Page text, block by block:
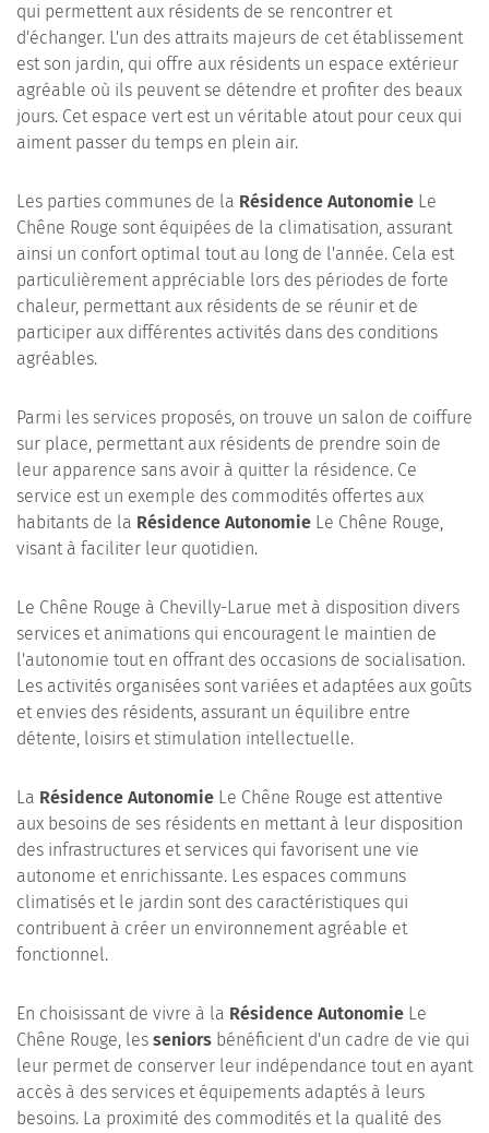
qui permettent aux résidents de se rencontrer et
d'échanger. L'un des attraits majeurs de cet établissement
est son jardin, qui offre aux résidents un espace extérieur
agréable où ils peuvent se détendre et profiter des beaux
jours. Cet espace vert est un véritable atout pour ceux qui
aiment passer du temps en plein air.
Les parties communes de la Résidence Autonomie Le
Chêne Rouge sont équipées de la climatisation, assurant
ainsi un confort optimal tout au long de l'année. Cela est
particulièrement appréciable lors des périodes de forte
chaleur, permettant aux résidents de se réunir et de
participer aux différentes activités dans des conditions
agréables.
Parmi les services proposés, on trouve un salon de coiffure
sur place, permettant aux résidents de prendre soin de
leur apparence sans avoir à quitter la résidence. Ce
service est un exemple des commodités offertes aux
habitants de la Résidence Autonomie Le Chêne Rouge,
visant à faciliter leur quotidien.
Le Chêne Rouge à Chevilly-Larue met à disposition divers
services et animations qui encouragent le maintien de
l'autonomie tout en offrant des occasions de socialisation.
Les activités organisées sont variées et adaptées aux goûts
et envies des résidents, assurant un équilibre entre
détente, loisirs et stimulation intellectuelle.
La Résidence Autonomie Le Chêne Rouge est attentive
aux besoins de ses résidents en mettant à leur disposition
des infrastructures et services qui favorisent une vie
autonome et enrichissante. Les espaces communs
climatisés et le jardin sont des caractéristiques qui
contribuent à créer un environnement agréable et
fonctionnel.
En choisissant de vivre à la Résidence Autonomie Le
Chêne Rouge, les seniors bénéficient d'un cadre de vie qui
leur permet de conserver leur indépendance tout en ayant
accès à des services et équipements adaptés à leurs
besoins. La proximité des commodités et la qualité des